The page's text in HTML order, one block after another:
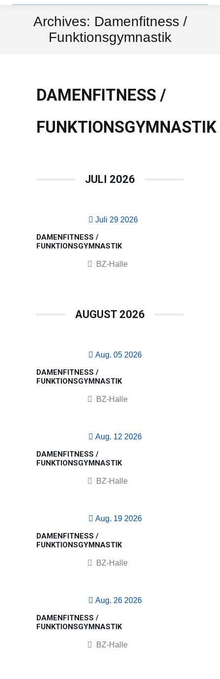
Archives: Damenfitness /
Funktionsgymnastik
DAMENFITNESS /
FUNKTIONSGYMNASTIK
JULI 2026
Juli 29 2026
DAMENFITNESS /
FUNKTIONSGYMNASTIK
BZ-Halle
AUGUST 2026
Aug. 05 2026
DAMENFITNESS /
FUNKTIONSGYMNASTIK
BZ-Halle
Aug. 12 2026
DAMENFITNESS /
FUNKTIONSGYMNASTIK
BZ-Halle
Aug. 19 2026
DAMENFITNESS /
FUNKTIONSGYMNASTIK
BZ-Halle
Aug. 26 2026
DAMENFITNESS /
FUNKTIONSGYMNASTIK
BZ-Halle